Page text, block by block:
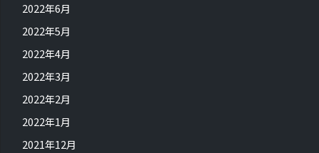
2022年6月
2022年5月
2022年4月
2022年3月
2022年2月
2022年1月
2021年12月